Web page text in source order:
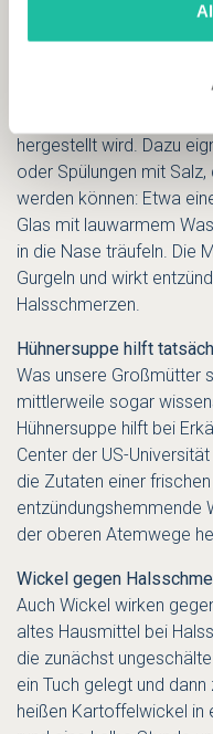
mit Traubenzucker oder
hohen Gehalt an
Aber auch die
hergestellt wird. Dazu
oder Spülungen mit
werden können: Etwa
Glas mit lauwarmem
in die Nase träufeln. Die
Gurgeln und wirkt
Halsschmerzen.
Hühnersuppe hilft
Was unsere Großmütter
mittlerweile sogar
Hühnersuppe hilft bei
Center der US-
die Zutaten einer
entzündungshemmende
der oberen Atemwege
Wickel gegen
Auch Wickel wirken
altes Hausmittel bei
die zunächst
ein Tuch gelegt und
heißen Kartoffelwickel in